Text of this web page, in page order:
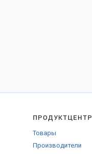
ПРОДУКТЦЕНТР
Товары
Производители